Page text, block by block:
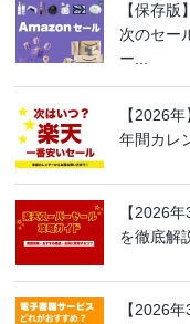
【保存
次のセー
ー...
【2026
年間カレ
【2026
を徹底解
【2026